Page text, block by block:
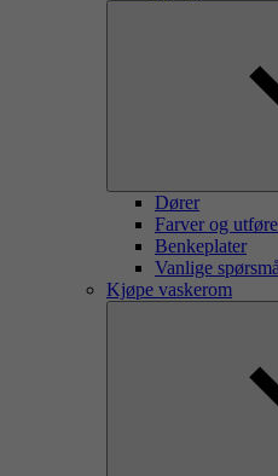
Dører
Farver og
Benkeplater
Vanlige
Kjøpe vaskerom